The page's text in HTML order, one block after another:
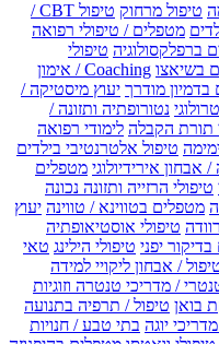
טיפול מרחוק
טיפול CBT /
מטפלים / טיפולי רפואה
ברפלקסולוגיה טיפולי
בשיאצו
Coaching / אימון
מודרך יעוץ מיסטיקה /
נטורופתיה ותזונה /
תורת הקבלה לימודי רפואה
טיפול אלטרנטיבי בילדים
/ אבחון אירידיולוגי מטפלים
טיפולי הרזייה ותזונה נכונה
מטפלים בטווינא / טווינה יעוץ
טיפולי אוסטיאופתיה
יפני טיפולי הילינג טאי
/ אבחון ליקויי למידה
/ מדריכי טנטרה וזוגיות
בואן טיפול / תרפיה בתנועה
יוגה בתי טבע / חנויות